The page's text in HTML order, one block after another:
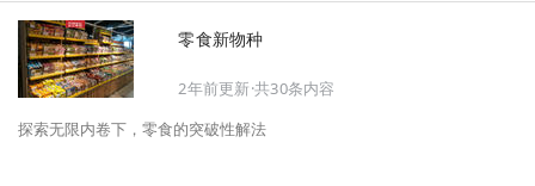
零食新物种
2年前更新·共30条内容
探索无限内卷下，零食的突破性解法